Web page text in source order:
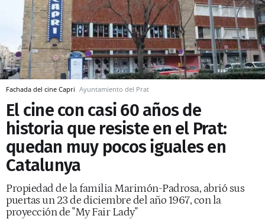
Fachada del cine Capri Ayuntamiento del Prat
El cine con casi 60 años de
historia que resiste en el Prat:
quedan muy pocos iguales en
Catalunya
Propiedad de la familia Marimón-Padrosa, abrió sus
puertas un 23 de diciembre del año 1967, con la
proyección de "My Fair Lady"